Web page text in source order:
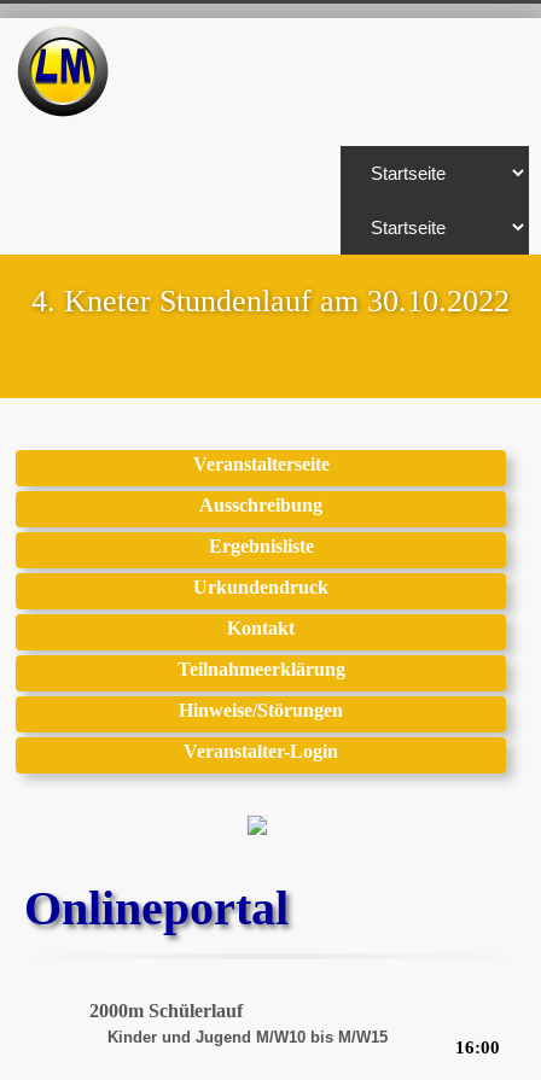
4. Kneter Stundenlauf am 30.10.2022
Veranstalterseite
Ausschreibung
Ergebnisliste
Urkundendruck
Kontakt
Teilnahmeerklärung
Hinweise/Störungen
Veranstalter-Login
Onlineportal
2000m Schülerlauf
Kinder und Jugend M/W10 bis M/W15
16:00